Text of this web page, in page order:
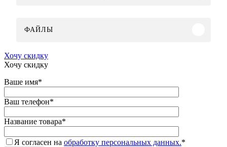
ФАЙЛЫ
Хочу скидку
Хочу скидку
Ваше имя*
Ваш телефон*
Название товара*
Я согласен на обработку персональных данных.*